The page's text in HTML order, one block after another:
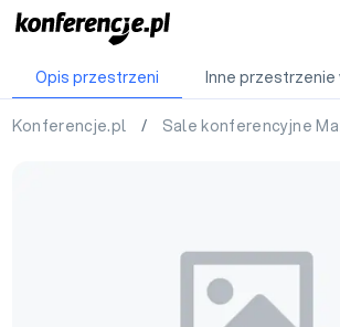
Opis przestrzeni Inne przestrzenie
Konferencje.pl / Sale konferencyjne